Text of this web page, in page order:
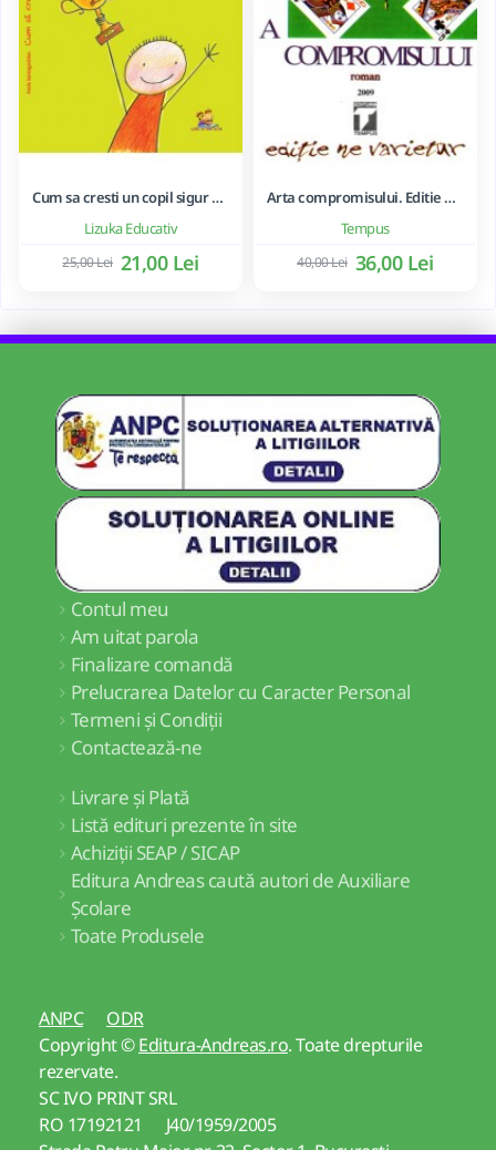
Lizuka Educativ
Cum sa cresti un copil sigur de sine ... si sa-i consolidezi autostima
21,00 Lei
25,00 Lei
Tempus
Arta compromisului. Editie ne varietur - Ileana Vulpescu
36,00 Lei
40,00 Lei
Contul meu
Am uitat parola
Finalizare comandă
Prelucrarea Datelor cu Caracter Personal
Termeni și Condiții
Contactează-ne
Livrare și Plată
Listă edituri prezente în site
Achiziții SEAP / SICAP
Editura Andreas caută autori de Auxiliare
Școlare
Toate Produsele
ANPC
ODR
Copyright ©Editura-Andreas.ro. Toate drepturile
rezervate.
SC IVO PRINT SRL
RO 17192121 J40/1959/2005